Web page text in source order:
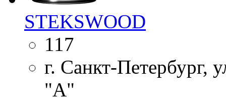
STEKSWOOD
117
г. Санкт-Петербург,
"А"